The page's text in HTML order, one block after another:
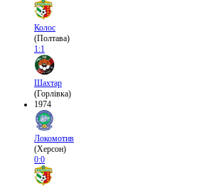
Колос
(Полтава)
1:1
Шахтар
(Горлівка)
1974
Локомотив
(Херсон)
0:0